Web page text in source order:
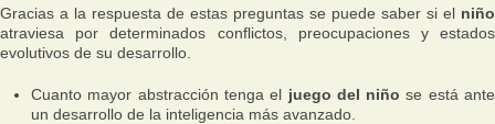
Gracias a la respuesta de estas preguntas se puede saber si el niño
atraviesa por determinados conflictos, preocupaciones y estados
evolutivos de su desarrollo.
Cuanto mayor abstracción tenga el juego del niño se está ante
un desarrollo de la inteligencia más avanzado.